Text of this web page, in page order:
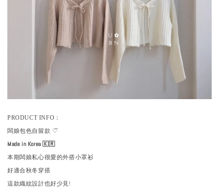
PRODUCT INFO ：
闆娘包色自留款 ♡⃛
Made in Korea 🇰🇷
本期闆娘私心很愛的外搭小罩衫
好適合秋冬穿搭
這款織紋設計也好少見!